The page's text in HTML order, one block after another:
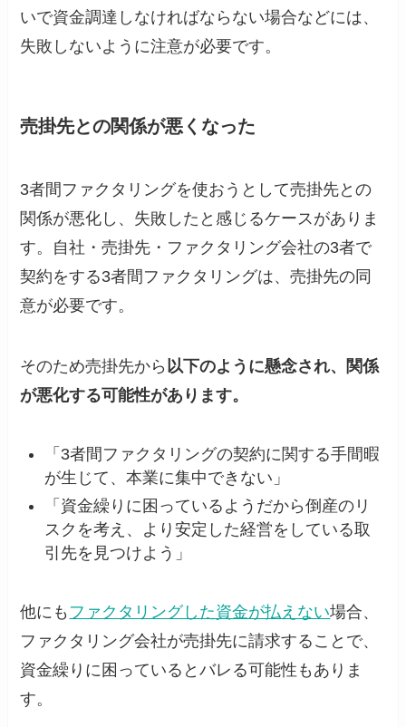
いで資金調達しなければならない場合などには、
失敗しないように注意が必要です。
売掛先との関係が悪くなった
3者間ファクタリングを使おうとして売掛先との
関係が悪化し、失敗したと感じるケースがありま
す。自社・売掛先・ファクタリング会社の3者で
契約をする3者間ファクタリングは、売掛先の同
意が必要です。
そのため売掛先から 以下のように懸念され、関係
が悪化する可能性があります。
「3者間ファクタリングの契約に関する手間暇
が生じて、本業に集中できない」
「資金繰りに困っているようだから倒産のリ
スクを考え、より安定した経営をしている取
引先を見つけよう」
他にも ファクタリングした資金が払えない場合、
ファクタリング会社が売掛先に請求することで、
資金繰りに困っているとバレる可能性もありま
す。